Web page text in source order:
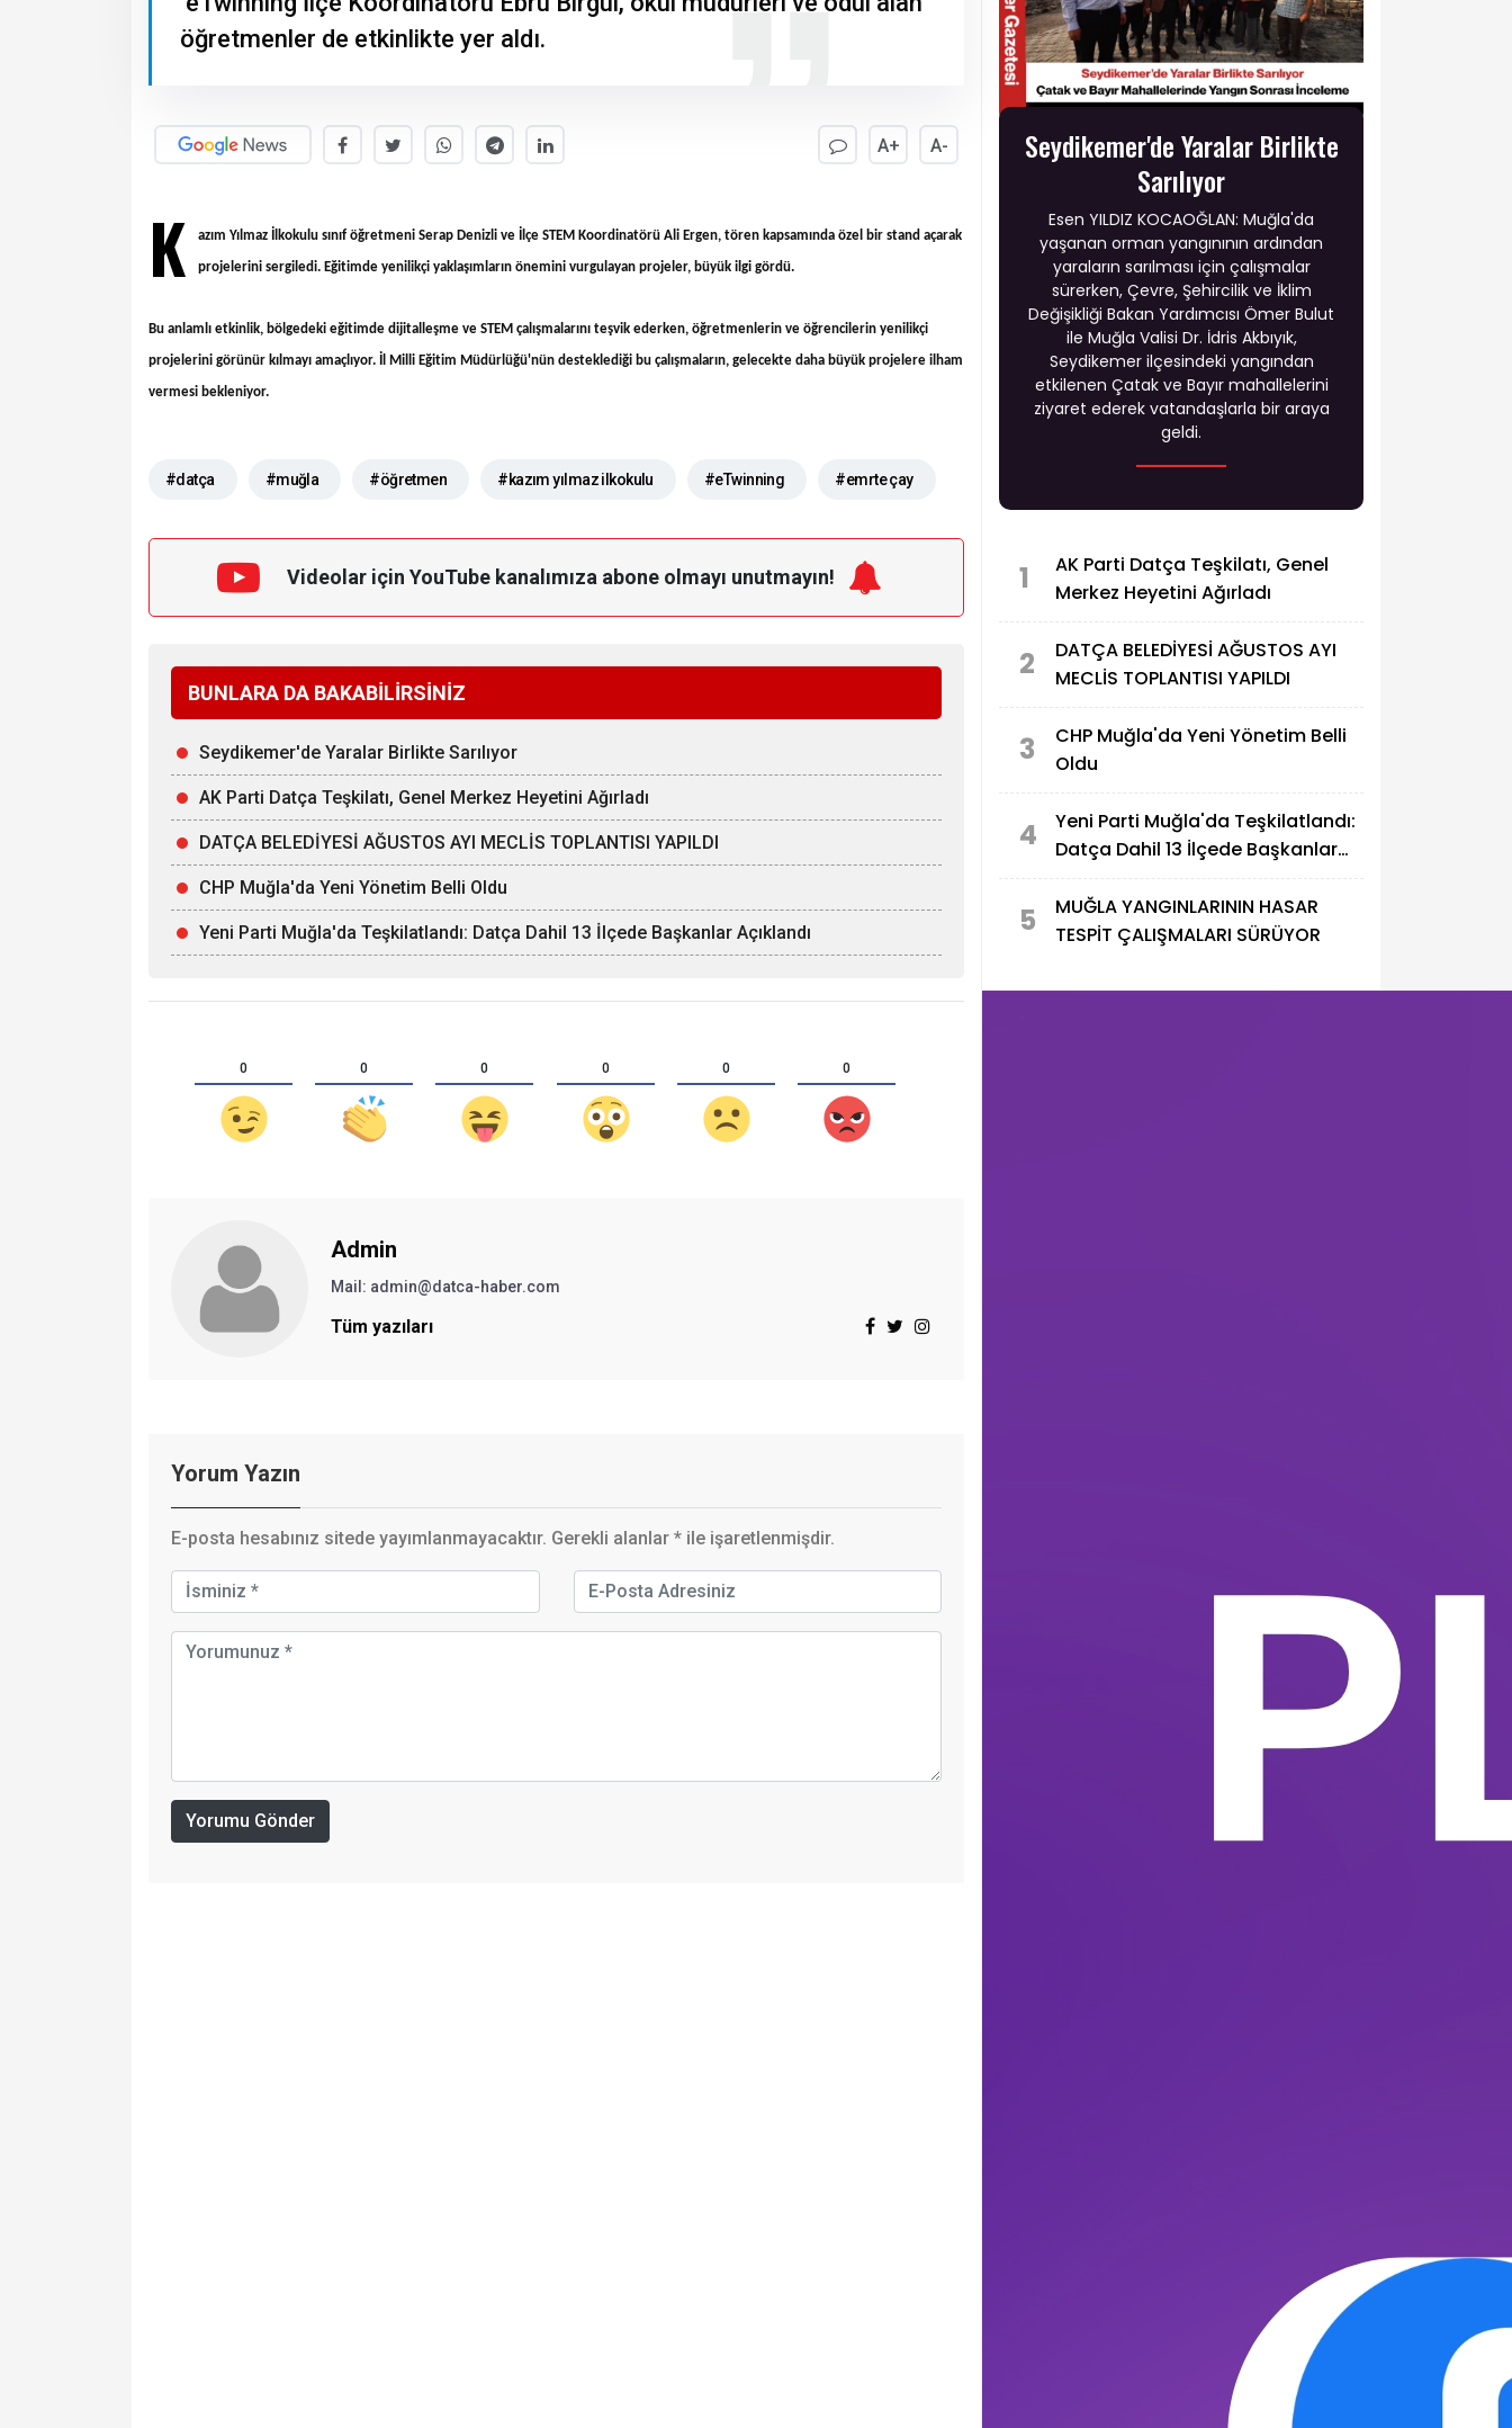
öğretmenler de etkinlikte yer aldı.
A+ A-
K azım Yılmaz İlkokulu sınıf öğretmeni Serap Denizli ve İlçe STEM Koordinatörü Ali Ergen, tören kapsamında özel bir stand açarak
projelerini sergiledi. Eğitimde yenilikçi yaklaşımların önemini vurgulayan projeler, büyük ilgi gördü.
Bu anlamlı etkinlik, bölgedeki eğitimde dijitalleşme ve STEM çalışmalarını teşvik ederken, öğretmenlerin ve öğrencilerin yenilikçi
projelerini görünür kılmayı amaçlıyor. İl Milli Eğitim Müdürlüğü'nün desteklediği bu çalışmaların, gelecekte daha büyük projelere ilham
vermesi bekleniyor.
#datça #muğla #öğretmen #kazım yılmaz ilkokulu #eTwinning #emrte çay
Videolar için YouTube kanalımıza abone olmayı unutmayın!
BUNLARA DA BAKABİLİRSİNİZ
Seydikemer'de Yaralar Birlikte Sarılıyor
AK Parti Datça Teşkilatı, Genel Merkez Heyetini Ağırladı
DATÇA BELEDİYESİ AĞUSTOS AYI MECLİS TOPLANTISI YAPILDI
CHP Muğla'da Yeni Yönetim Belli Oldu
Yeni Parti Muğla'da Teşkilatlandı: Datça Dahil 13 İlçede Başkanlar Açıklandı
0 0 0 0 0 0
Admin
Mail: admin@datca-haber.com
Tüm yazıları
Yorum Yazın
E-posta hesabınız sitede yayımlanmayacaktır. Gerekli alanlar * ile işaretlenmişdir.
Yorumu Gönder
Seydikemer'de Yaralar Birlikte
Sarılıyor
Esen YILDIZ KOCAOĞLAN: Muğla'da
yaşanan orman yangınının ardından
yaraların sarılması için çalışmalar
sürerken, Çevre, Şehircilik ve İklim
Değişikliği Bakan Yardımcısı Ömer Bulut
ile Muğla Valisi Dr. İdris Akbıyık,
Seydikemer ilçesindeki yangından
etkilenen Çatak ve Bayır mahallelerini
ziyaret ederek vatandaşlarla bir araya
geldi.
1
AK Parti Datça Teşkilatı, Genel
Merkez Heyetini Ağırladı
2
DATÇA BELEDİYESİ AĞUSTOS AYI
MECLİS TOPLANTISI YAPILDI
3
CHP Muğla'da Yeni Yönetim Belli
Oldu
4
Yeni Parti Muğla'da Teşkilatlandı:
Datça Dahil 13 İlçede Başkanlar
5
MUĞLA YANGINLARININ HASAR
TESPİT ÇALIŞMALARI SÜRÜYOR